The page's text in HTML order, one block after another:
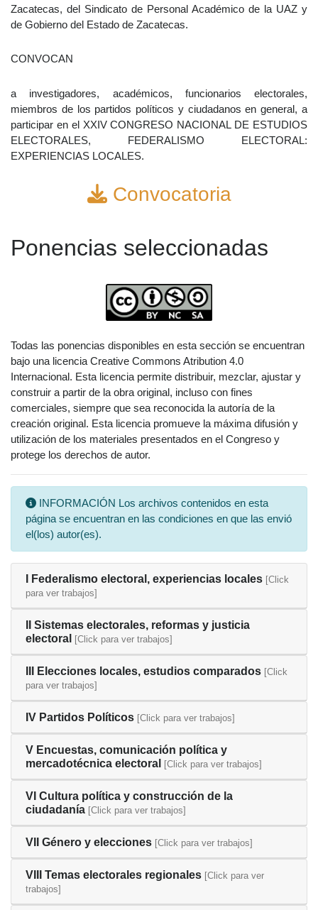
Zacatecas, del Sindicato de Personal Académico de la UAZ y
de Gobierno del Estado de Zacatecas.
CONVOCAN
a investigadores, académicos, funcionarios electorales,
miembros de los partidos políticos y ciudadanos en general, a
participar en el XXIV CONGRESO NACIONAL DE ESTUDIOS
ELECTORALES, FEDERALISMO ELECTORAL:
EXPERIENCIAS LOCALES.
Convocatoria
Ponencias seleccionadas
Todas las ponencias disponibles en esta sección se encuentran
bajo una licencia Creative Commons Atribution 4.0
Internacional. Esta licencia permite distribuir, mezclar, ajustar y
construir a partir de la obra original, incluso con fines
comerciales, siempre que sea reconocida la autoría de la
creación original. Esta licencia promueve la máxima difusión y
utilización de los materiales presentados en el Congreso y
protege los derechos de autor.
INFORMACIÓN Los archivos contenidos en esta
página se encuentran en las condiciones en que las envió
el(los) autor(es).
I Federalismo electoral, experiencias locales [Click
para ver trabajos]
II Sistemas electorales, reformas y justicia
electoral
[Click para ver trabajos]
III Elecciones locales, estudios comparados [Click
para ver trabajos]
IV Partidos Políticos [Click para ver trabajos]
V Encuestas, comunicación política y
mercadotécnica electoral
[Click para ver trabajos]
VI Cultura política y construcción de la
ciudadanía [Click para ver trabajos]
VII Género y elecciones [Click para ver trabajos]
VIII Temas electorales regionales [Click para ver
trabajos]